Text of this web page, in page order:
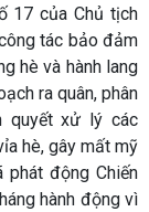
17 của Chủ tịch
tác bảo đảm
hè và hành lang
ra quân, phân
quyết xử lý các
hè, gây mất mỹ
động Chiến
hành động vì